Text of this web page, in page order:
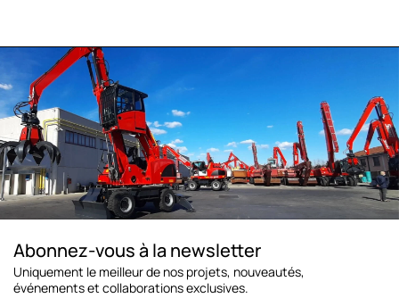
Abonnez-vous à la newsletter
Uniquement le meilleur de nos projets, nouveautés,
événements et collaborations exclusives.